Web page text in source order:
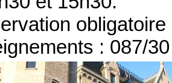
obligatoire
: